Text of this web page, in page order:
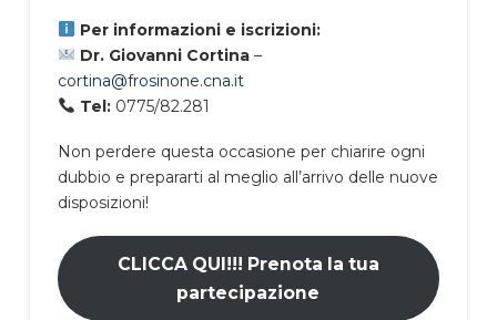
Per informazioni e iscrizioni:
Dr. Giovanni Cortina–
cortina@frosinone.cna.it
Tel:0775/82.281
Non perdere questa occasione per chiarire ogni
dubbio e prepararti al meglio all’arrivo delle nuove
disposizioni!
CLICCA QUI!!! Prenota la tua
partecipazione